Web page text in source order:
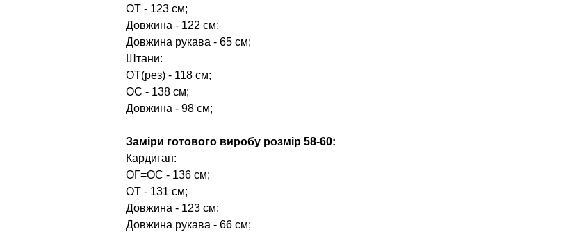
ОТ - 123 см;
Довжина - 122 см;
Довжина рукава - 65 см;
Штани:
ОТ(рез) - 118 см;
ОС - 138 см;
Довжина - 98 см;
Заміри готового виробу розмір 58-60:
Кардиган:
ОГ=ОС - 136 см;
ОТ - 131 см;
Довжина - 123 см;
Довжина рукава - 66 см;